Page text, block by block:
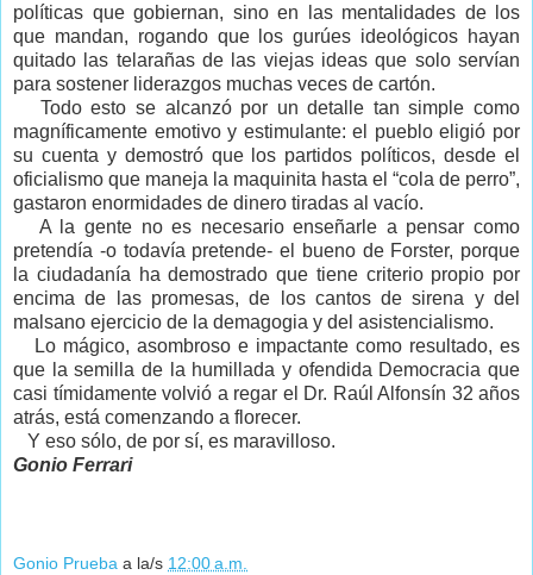
políticas que gobiernan, sino en las mentalidades de los
que mandan, rogando que los gurúes ideológicos hayan
quitado las telarañas de las viejas ideas que solo servían
para sostener liderazgos muchas veces de cartón.
Todo esto se alcanzó por un detalle tan simple como
magníficamente emotivo y estimulante: el pueblo eligió por
su cuenta y demostró que los partidos políticos, desde el
oficialismo que maneja la maquinita hasta el “cola de perro”,
gastaron enormidades de dinero tiradas al vacío.
A la gente no es necesario enseñarle a pensar como
pretendía -o todavía pretende- el bueno de Forster, porque
la ciudadanía ha demostrado que tiene criterio propio por
encima de las promesas, de los cantos de sirena y del
malsano ejercicio de la demagogia y del asistencialismo.
Lo mágico, asombroso e impactante como resultado, es
que la semilla de la humillada y ofendida Democracia que
casi tímidamente volvió a regar el Dr. Raúl Alfonsín 32 años
atrás, está comenzando a florecer.
Y eso sólo, de por sí, es maravilloso.
Gonio Ferrari
Gonio Prueba a la/s 12:00 a.m.